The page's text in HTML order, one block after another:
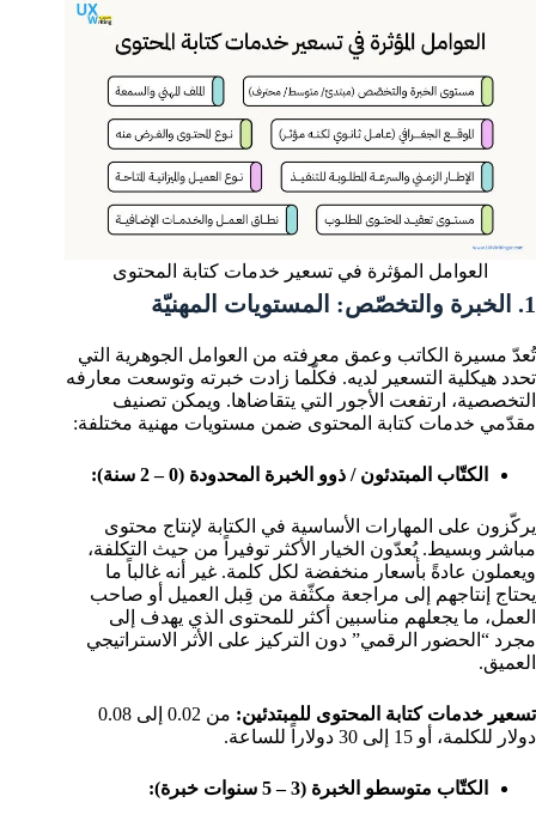
العوامل المؤثرة في تسعير خدمات كتابة المحتوى
1. الخبرة والتخصّص: المستويات المهنيّة
تُعدّ مسيرة الكاتب وعمق معرفته من العوامل الجوهرية التي
تحدد هيكلية التسعير لديه. فكلّما زادت خبرته وتوسعت معارفه
التخصصية، ارتفعت الأجور التي يتقاضاها. ويمكن تصنيف
مقدّمي خدمات كتابة المحتوى ضمن مستويات مهنية مختلفة:
الكتّاب المبتدئون / ذوو الخبرة المحدودة (0 – 2 سنة):
يركّزون على المهارات الأساسية في الكتابة لإنتاج محتوى
مباشر وبسيط. يُعدّون الخيار الأكثر توفيراً من حيث التكلفة،
ويعملون عادةً بأسعار منخفضة لكل كلمة. غير أنه غالباً ما
يحتاج إنتاجهم إلى مراجعة مكثّفة من قِبل العميل أو صاحب
العمل، ما يجعلهم مناسبين أكثر للمحتوى الذي يهدف إلى
مجرد “الحضور الرقمي” دون التركيز على الأثر الاستراتيجي
العميق.
تسعير خدمات كتابة المحتوى للمبتدئين:
من 0.02 إلى 0.08
دولار للكلمة، أو 15 إلى 30 دولاراً للساعة.
الكتّاب متوسطو الخبرة (3 – 5 سنوات خبرة):